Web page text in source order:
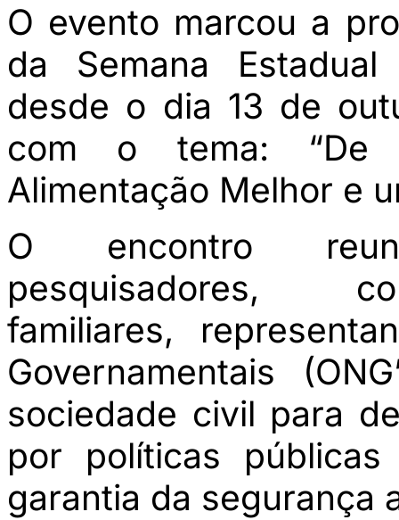
O evento marcou a
da Semana
desde o dia 13 de
com o tema: “De
Alimentação Melhor e
O encontro
pesquisadores,
familiares,
Governamentais
sociedade civil para
por políticas
garantia da segurança